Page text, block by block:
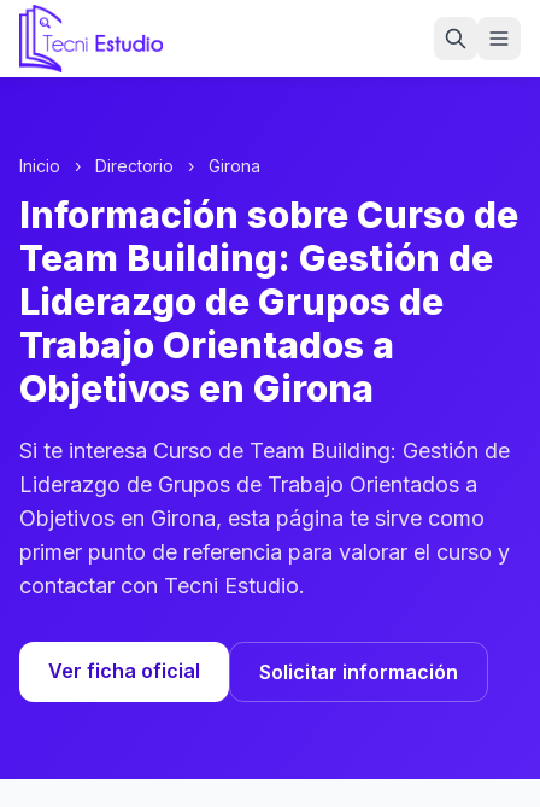
Ir a la página de inicio de Tecni Estudio
Inicio › Directorio › Girona
Información sobre Curso de
Team Building: Gestión de
Liderazgo de Grupos de
Trabajo Orientados a
Objetivos en Girona
Si te interesa Curso de Team Building: Gestión de
Liderazgo de Grupos de Trabajo Orientados a
Objetivos en Girona, esta página te sirve como
primer punto de referencia para valorar el curso y
contactar con Tecni Estudio.
Ver ficha oficial Solicitar información